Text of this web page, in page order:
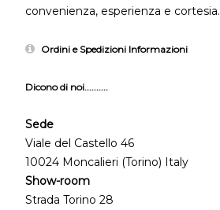
convenienza, esperienza e cortesia.
Ordini e Spedizioni Informazioni
Dicono di noi..........
Sede
Viale del Castello 46
10024 Moncalieri (Torino) Italy
Show-room
Strada Torino 28